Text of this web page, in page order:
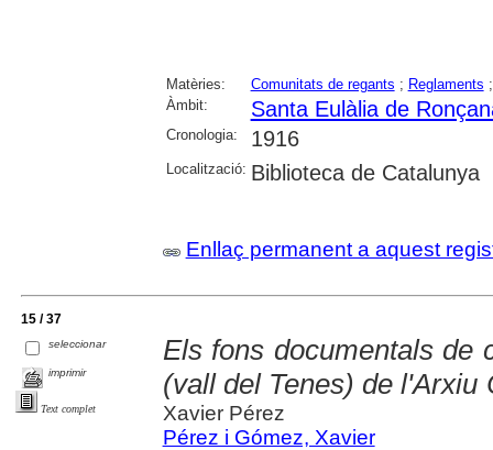
Matèries: Comunitats de regants ; Reglaments
Àmbit:
Santa Eulàlia de
Cronologia: 1916
Localització: Biblioteca de Catalunya
Enllaç permanent a aquest
15 / 37
seleccionar
imprimir
Text complet
Els fons documentals de
(vall del Tenes) de l'Arxiu
Xavier Pérez
Pérez i Gómez, Xavier